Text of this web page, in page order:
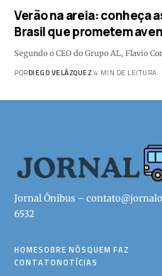
Verão na areia: conheça
Brasil que prometem
Segundo o CEO do Grupo AL, Flavio
PORDIEGO VELÁZQUEZ 4 MIN DE LEITURA
Jornal Ônibus –
6532
HOMESOBRE NÓSQUEM FAZ
CONTATONOTÍCIAS